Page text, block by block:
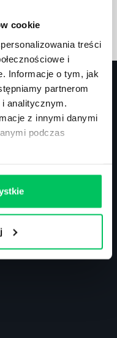
cookie
treści
i
Informacje o tym, jak
partnerom
analitycznym.
z innymi danymi
podczas